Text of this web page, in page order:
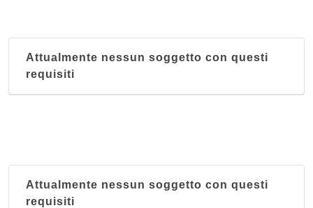
Attualmente nessun soggetto con questi
requisiti
Attualmente nessun soggetto con questi
requisiti